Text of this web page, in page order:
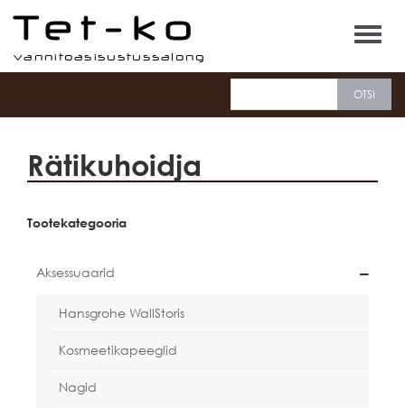
Tet-ko
Rätikuhoidja
Tootekategooria
Aksessuaarid
Hansgrohe WallStoris
Kosmeetikapeeglid
Nagid